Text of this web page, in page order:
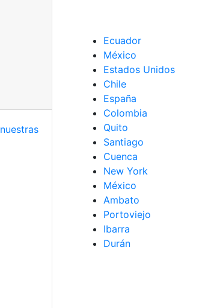
nuestras
Ecuador
México
Estados Unidos
Chile
España
Colombia
Quito
Santiago
Cuenca
New York
México
Ambato
Portoviejo
Ibarra
Durán